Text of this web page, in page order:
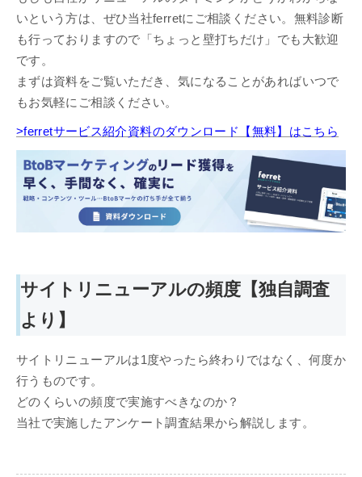
いという方は、ぜひ当社ferretにご相談ください。無料診断
も行っておりますので「ちょっと壁打ちだけ」でも大歓迎
です。
まずは資料をご覧いただき、気になることがあればいつで
もお気軽にご相談ください。
>ferretサービス紹介資料のダウンロード【無料】はこちら
サイトリニューアルの頻度【独自調査
より】
サイトリニューアルは1度やったら終わりではなく、何度か
行うものです。
どのくらいの頻度で実施すべきなのか？
当社で実施したアンケート調査結果から解説します。